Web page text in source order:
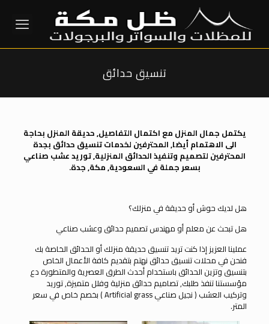
تنسيق حدائق
يكتمل جمال المنزل مع اكتمال التفاصيل, حديقة المنزل بحاجة
الى الاهتمام أيضا, المحترفين لخدمات تنسيق حدائق بجدة
المحترفين لتصميم وتنفيذ الحدائق المنزلية, توريد عشب صناعي
بسعر جملة في السعودية, مكة, جدة.
هل لديك حوش أو حديقة في منزلك؟
هل تبحث عن معلم أو مهندس تصميم حدائق وعشب صناعي
عملينا العزيز إذا كنت تريد تنسيق حديقة منزلك أو الحدائق الخاصة بك
فنحن في محلات تنسيق حدائق نهتم بتقديم كافة الأعمال الخاص
بتنسيق وتزين الحدائق باستخدام أحدث الطرق العصرية والمتطورة دع
مؤسستنا تنفذ طلبك, تصاميم حدائق منزلية وفلل متميزة, توريد
وتركيب العشب ( نجيل صناعي Artificial grass ) بخصم خاص في سعر
المتر.